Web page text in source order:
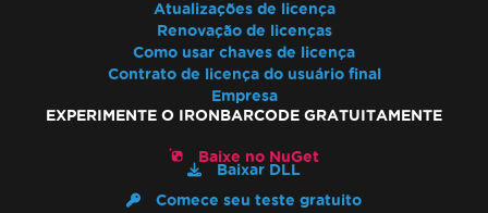
Atualizações de licença
Renovação de licenças
Como usar chaves de licença
Contrato de licença do usuário final
Empresa
EXPERIMENTE O IRONBARCODE GRATUITAMENTE
Baixe no NuGet
Baixar DLL
Comece seu teste gratuito